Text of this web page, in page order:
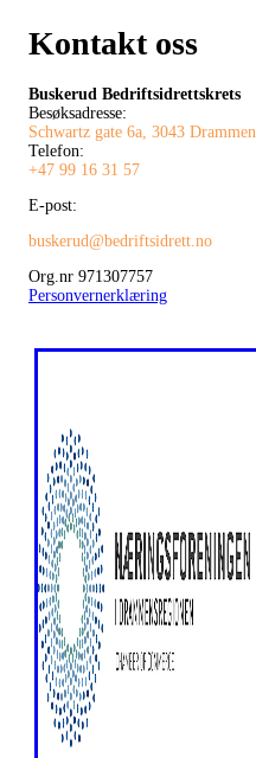
Kontakt oss
Buskerud Bedriftsidrettskrets
Besøksadresse:
Schwartz gate 6a, 3043 Drammen.
Telefon:
+47 99 16 31 57
E-post:
buskerud@bedriftsidrett.no
Org.nr 971307757
Personvernerklæring